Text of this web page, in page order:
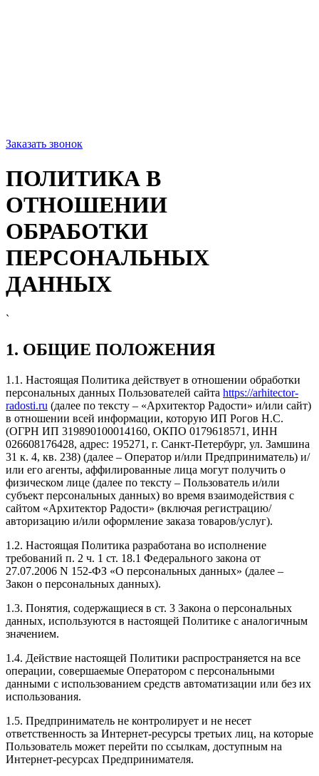
Заказать звонок
ПОЛИТИКА В
ОТНОШЕНИИ
ОБРАБОТКИ
ПЕРСОНАЛЬНЫХ
ДАННЫХ
`
1. ОБЩИЕ ПОЛОЖЕНИЯ
1.1. Настоящая Политика действует в отношении обработки
персональных данных Пользователей сайта https://arhitector-
radosti.ru (далее по тексту – «Архитектор Радости» и/или сайт)
в отношении всей информации, которую ИП Рогов Н.С.
(ОГРН ИП 319890100014160, ОКПО 0179618571, ИНН
026608176428, адрес: 195271, г. Санкт-Петербург, ул. Замшина
31 к. 4, кв. 238) (далее – Оператор и/или Предприниматель) и/
или его агенты, аффилированные лица могут получить о
физическом лице (далее по тексту – Пользователь и/или
субъект персональных данных) во время взаимодействия с
сайтом «Архитектор Радости» (включая регистрацию/
авторизацию и/или оформление заказа товаров/услуг).
1.2. Настоящая Политика разработана во исполнение
требований п. 2 ч. 1 ст. 18.1 Федерального закона от
27.07.2006 N 152-ФЗ «О персональных данных» (далее –
Закон о персональных данных).
1.3. Понятия, содержащиеся в ст. 3 Закона о персональных
данных, используются в настоящей Политике с аналогичным
значением.
1.4. Действие настоящей Политики распространяется на все
операции, совершаемые Оператором с персональными
данными с использованием средств автоматизации или без их
использования.
1.5. Предприниматель не контролирует и не несет
ответственность за Интернет-ресурсы третьих лиц, на которые
Пользователь может перейти по ссылкам, доступным на
Интернет-ресурсах Предпринимателя.